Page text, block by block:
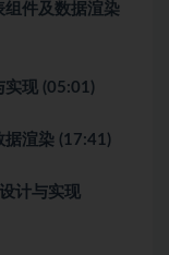
组件及数据渲染
现 (05:01)
渲染 (17:41)
计与实现